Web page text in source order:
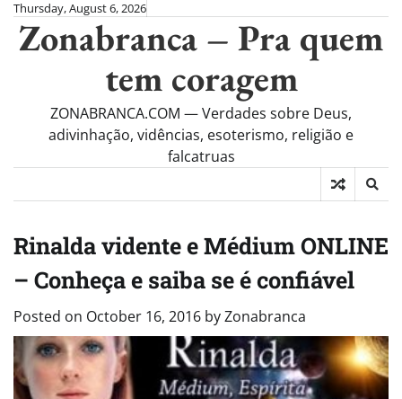
Skip
content
Thursday, August 6, 2026
Zonabranca – Pra quem
tem coragem
ZONABRANCA.COM — Verdades sobre Deus,
adivinhação, vidências, esoterismo, religião e
falcatruas
Rinalda vidente e Médium ONLINE
– Conheça e saiba se é confiável
Posted on October 16, 2016 byZonabranca